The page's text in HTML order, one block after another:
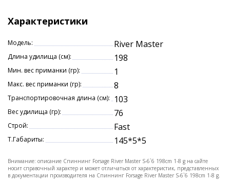
Характеристики
Модель: River Master
Длина удилища (см): 198
Мин. вес приманки (гр): 1
Макс. вес приманки (гр): 8
Транспортировочная длина (см): 103
Вес удилища (гр): 76
Строй: Fast
Т.Габариты: 145*5*5
Внимание: описание Спиннинг Forsage River Master S-6`6 198cm 1-8 g на сайте
носит справочный характер и может отличаться от характеристик, представленных
в документации производителя на Спиннинг Forsage River Master S-6`6 198cm 1-8 g.